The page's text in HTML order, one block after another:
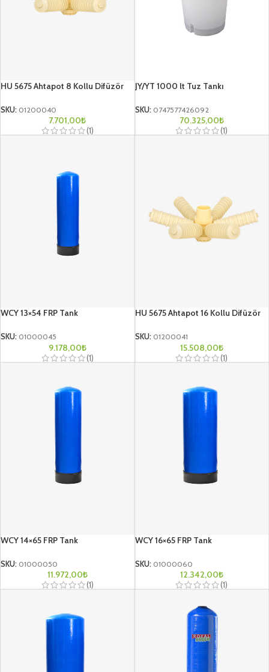
HU 5675 Ahtapot 8 Kollu Difüzör
SKU: 01200040
7.701,00₺
(1)
JY/YT 1000 lt Tuz Tankı
SKU: 0747577426092
70.325,00₺
(1)
WCY 13×54 FRP Tank
SKU: 01000045
9.178,00₺
(1)
HU 5675 Ahtapot 16 Kollu Difüzör
SKU: 01200041
15.508,00₺
(1)
WCY 14×65 FRP Tank
SKU: 01000050
11.972,00₺
(1)
WCY 16×65 FRP Tank
SKU: 01000060
12.342,00₺
(1)